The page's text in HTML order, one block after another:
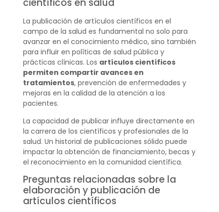
científicos en salud
La publicación de artículos científicos en el
campo de la salud es fundamental no solo para
avanzar en el conocimiento médico, sino también
para influir en políticas de salud pública y
prácticas clínicas. Los artículos científicos
permiten compartir avances en
tratamientos, prevención de enfermedades y
mejoras en la calidad de la atención a los
pacientes.
La capacidad de publicar influye directamente en
la carrera de los científicos y profesionales de la
salud. Un historial de publicaciones sólido puede
impactar la obtención de financiamiento, becas y
el reconocimiento en la comunidad científica.
Preguntas relacionadas sobre la
elaboración y publicación de
artículos científicos